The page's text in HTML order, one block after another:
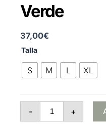
Verde
37,00€
Talla
S M L XL
-
Corcho
Verde
+